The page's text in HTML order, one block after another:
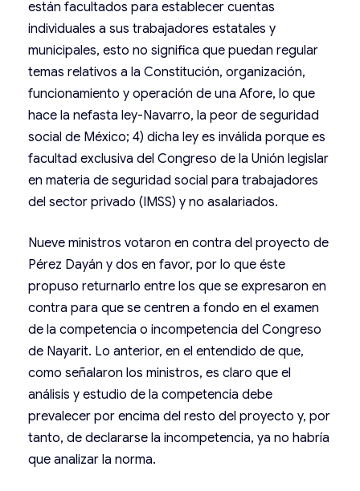
están facultados para establecer cuentas
individuales a sus trabajadores estatales y
municipales, esto no significa que puedan regular
temas relativos a la Constitución, organización,
funcionamiento y operación de una Afore, lo que
hace la nefasta ley-Navarro, la peor de seguridad
social de México; 4) dicha ley es inválida porque es
facultad exclusiva del Congreso de la Unión legislar
en materia de seguridad social para trabajadores
del sector privado (IMSS) y no asalariados.
Nueve ministros votaron en contra del proyecto de
Pérez Dayán y dos en favor, por lo que éste
propuso returnarlo entre los que se expresaron en
contra para que se centren a fondo en el examen
de la competencia o incompetencia del Congreso
de Nayarit. Lo anterior, en el entendido de que,
como señalaron los ministros, es claro que el
análisis y estudio de la competencia debe
prevalecer por encima del resto del proyecto y, por
tanto, de declararse la incompetencia, ya no habría
que analizar la norma.